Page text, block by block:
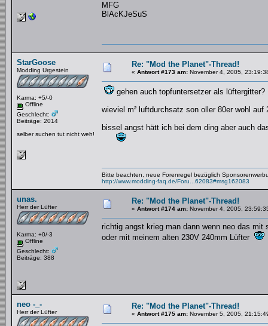
MFG
BlAcKJeSuS
StarGoose
Modding Urgestein
Karma: +5/-0
Offline
Geschlecht:
Beiträge: 2014
selber suchen tut nicht weh!
Re: "Mod the Planet"-Thread!
« Antwort #173 am: November 4, 2005,
gehen auch topfuntersetzer als lüftergitter?
wieviel m² luftdurchsatz son oller 80er wohl auf
bissel angst hätt ich bei dem ding aber auch
Bitte beachten, neue Forenregel bezüglich
http://www.modding-faq.de/Foru...62083#msg162083
unas.
Herr der Lüfter
Karma: +0/-3
Offline
Geschlecht:
Beiträge: 388
Re: "Mod the Planet"-Thread!
« Antwort #174 am: November 4, 2005,
richtig angst krieg man dann wenn neo das
oder mit meinem alten 230V 240mm Lüfter
neo -_-
Herr der Lüfter
Re: "Mod the Planet"-Thread!
« Antwort #175 am: November 5, 2005,